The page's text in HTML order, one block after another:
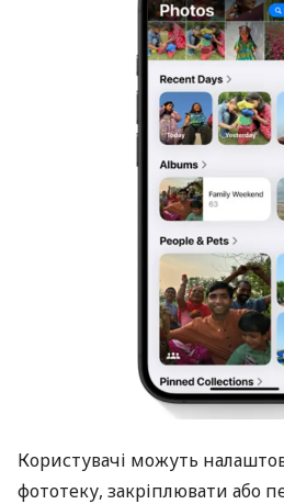
Користувачі можуть
фототеку, закріплювати або